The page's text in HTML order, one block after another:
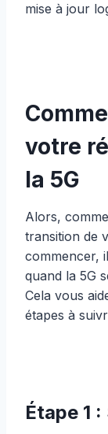
mise à jour
votre
la 5G
Alors,
transition de
commencer,
quand la 5G
Cela vous
étapes à
Étape 1